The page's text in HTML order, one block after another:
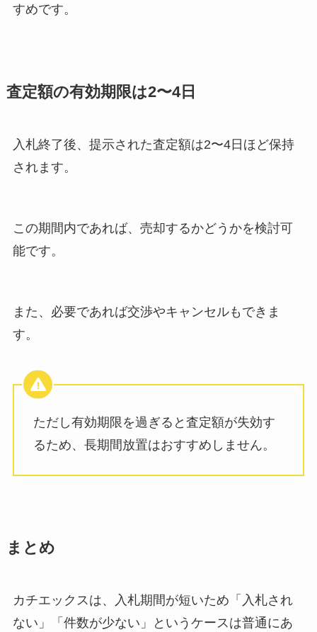
すめです。
査定額の有効期限は2〜4日
入札終了後、提示された査定額は2〜4日ほど保持
されます。
この期間内であれば、売却するかどうかを検討可
能です。
また、必要であれば交渉やキャンセルもできま
す。
ただし有効期限を過ぎると査定額が失効す
るため、長期間放置はおすすめしません。
まとめ
カチエックスは、入札期間が短いため「入札され
ない」「件数が少ない」というケースは普通にあ